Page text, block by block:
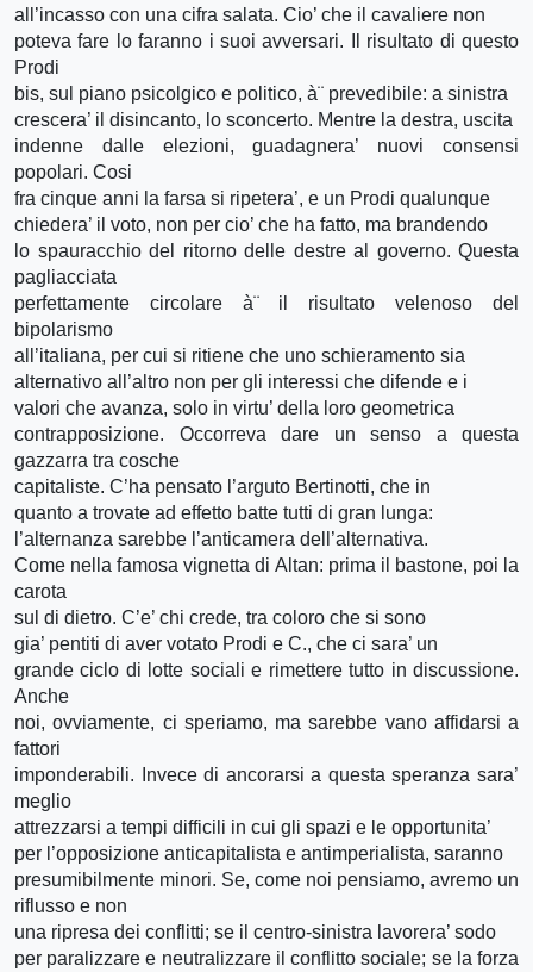
all’incasso con una cifra salata. Cio’ che il cavaliere non
poteva fare lo faranno i suoi avversari. Il risultato di questo
Prodi
bis, sul piano psicolgico e politico, à¨ prevedibile: a sinistra
crescera’ il disincanto, lo sconcerto. Mentre la destra, uscita
indenne dalle elezioni, guadagnera’ nuovi consensi
popolari. Cosi
fra cinque anni la farsa si ripetera’, e un Prodi qualunque
chiedera’ il voto, non per cio’ che ha fatto, ma brandendo
lo spauracchio del ritorno delle destre al governo. Questa
pagliacciata
perfettamente circolare à¨ il risultato velenoso del
bipolarismo
all’italiana, per cui si ritiene che uno schieramento sia
alternativo all’altro non per gli interessi che difende e i
valori che avanza, solo in virtu’ della loro geometrica
contrapposizione. Occorreva dare un senso a questa
gazzarra tra cosche
capitaliste. C’ha pensato l’arguto Bertinotti, che in
quanto a trovate ad effetto batte tutti di gran lunga:
l’alternanza sarebbe l’anticamera dell’alternativa.
Come nella famosa vignetta di Altan: prima il bastone, poi la
carota
sul di dietro. C’e’ chi crede, tra coloro che si sono
gia’ pentiti di aver votato Prodi e C., che ci sara’ un
grande ciclo di lotte sociali e rimettere tutto in discussione.
Anche
noi, ovviamente, ci speriamo, ma sarebbe vano affidarsi a
fattori
imponderabili. Invece di ancorarsi a questa speranza sara’
meglio
attrezzarsi a tempi difficili in cui gli spazi e le opportunita’
per l’opposizione anticapitalista e antimperialista, saranno
presumibilmente minori. Se, come noi pensiamo, avremo un
riflusso e non
una ripresa dei conflitti; se il centro-sinistra lavorera’ sodo
per paralizzare e neutralizzare il conflitto sociale; se la forza